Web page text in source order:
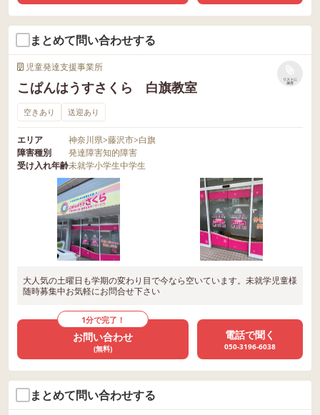
まとめて問い合わせする
児童発達支援事業所
こぱんはうすさくら 白旗教室
リストに
保存
空きあり 送迎あり
エリア 神奈川県>藤沢市>白旗
障害種別
発達障害知的障害
受け入れ年齢未就学小学生中学生
大人気の土曜日も学期の変わり目で今なら空いています。未就学児童様
随時募集中お気軽にお問合せ下さい
1分で完了！
お問い合わせ
(無料)
電話で聞く
050-3196-6038
まとめて問い合わせする